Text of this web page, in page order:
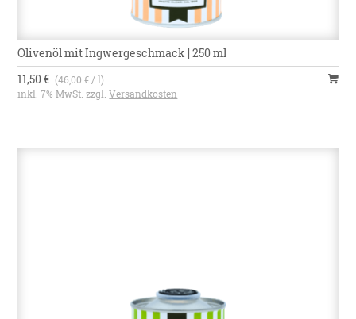
Olivenöl mit Ingwergeschmack | 250 ml
11,50 € (46,00 € / l)
inkl. 7% MwSt. zzgl.Versandkosten